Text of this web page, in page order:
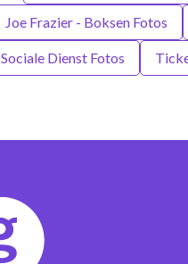
Joe Frazier - Boksen Fotos
Sociale Dienst Fotos